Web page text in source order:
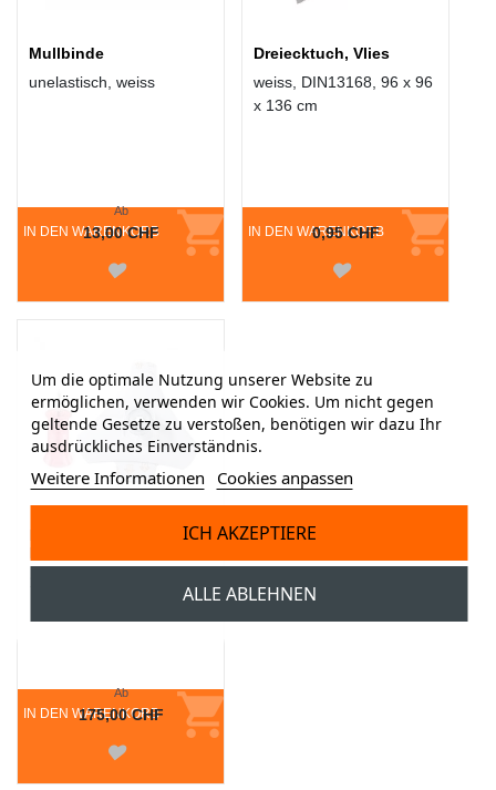
Mullbinde
unelastisch, weiss
IN DEN WARENKORB
Ab
13,00 CHF
Dreiecktuch, Vlies
weiss, DIN13168, 96 x 96
x 136 cm
IN DEN WARENKORB
0,95 CHF
IN DEN WARENKORB
Ab
175,00 CHF
Um die optimale Nutzung unserer Website zu
ermöglichen, verwenden wir Cookies. Um nicht gegen
geltende Gesetze zu verstoßen, benötigen wir dazu Ihr
ausdrückliches Einverständnis.
Weitere Informationen Cookies anpassen
ALLE ABLEHNEN
ICH AKZEPTIERE